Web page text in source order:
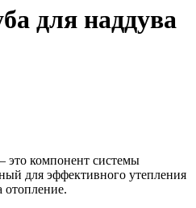
для наддува
– это компонент системы
для эффективного утепления
отопление.